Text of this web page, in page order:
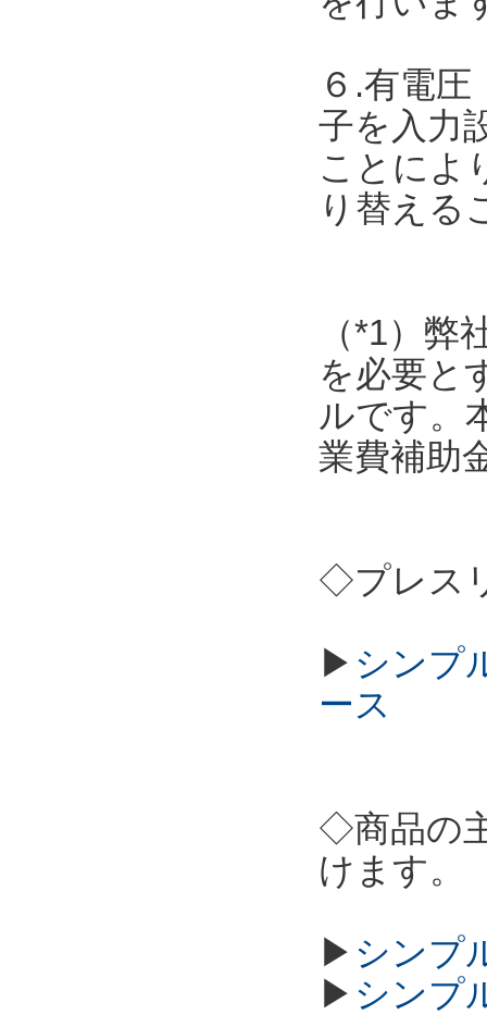
６.有電
子を入力
ことによ
り替える
（*1）
を必要と
ルです。
業費補助
◇プレス
▶ シンプ
ース
◇商品の
けます。
▶ シンプ
▶ シンプ